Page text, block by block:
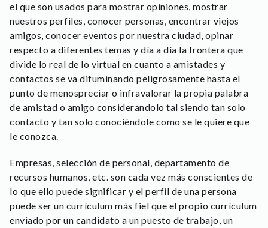
el que son usados para mostrar opiniones, mostrar
nuestros perfiles, conocer personas, encontrar viejos
amigos, conocer eventos por nuestra ciudad, opinar
respecto a diferentes temas y día a día la frontera que
divide lo real de lo virtual en cuanto a amistades y
contactos se va difuminando peligrosamente hasta el
punto de menospreciar o infravalorar la propia palabra
de amistad o amigo considerandolo tal siendo tan solo
contacto y tan solo conociéndole como se le quiere que
le conozca.
Empresas, selección de personal, departamento de
recursos humanos, etc. son cada vez más conscientes de
lo que ello puede significar y el perfil de una persona
puede ser un currículum más fiel que el propio currículum
enviado por un candidato a un puesto de trabajo, un